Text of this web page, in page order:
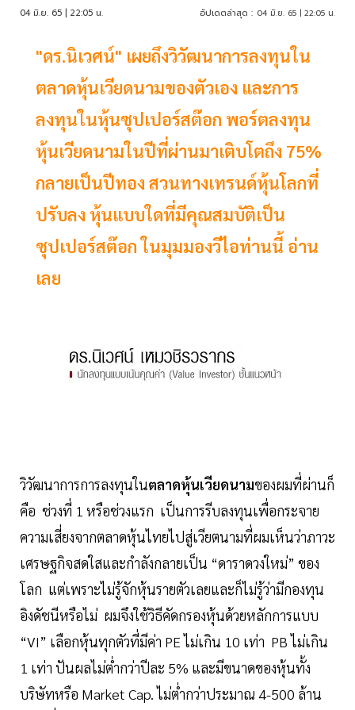
04 มิ.ย. 65 | 22:05 น. อัปเดตล่าสุด : 04 มิ.ย. 65 | 22:05 น.
"ดร.นิเวศน์" เผยถึงวิวัฒนาการลงทุนใน
ตลาดหุ้นเวียดนามของตัวเอง และการ
ลงทุนในหุ้นซุปเปอร์สต๊อก พอร์ตลงทุน
หุ้นเวียดนามในปีที่ผ่านมาเติบโตถึง 75%
กลายเป็นปีทอง สวนทางเทรนด์หุ้นโลกที่
ปรับลง หุ้นแบบใดที่มีคุณสมบัติเป็น
ซุปเปอร์สต๊อก ในมุมมองวีไอท่านนี้ อ่าน
เลย
วิวัฒนาการการลงทุนในตลาดหุ้นเวียดนามของผมที่ผ่านก็
คือ ช่วงที่ 1 หรือช่วงแรก เป็นการรีบลงทุนเพื่อกระจาย
ความเสี่ยงจากตลาดหุ้นไทยไปสู่เวียตนามที่ผมเห็นว่าภาวะ
เศรษฐกิจสดใสและกำลังกลายเป็น “ดาราดวงใหม่” ของ
โลก แต่เพราะไม่รู้จักหุ้นรายตัวเลยและก็ไม่รู้ว่ามีกองทุน
อิงดัชนีหรือไม่ ผมจึงใช้วิธีคัดกรองหุ้นด้วยหลักการแบบ
“VI” เลือกหุ้นทุกตัวที่มีค่า PE ไม่เกิน 10 เท่า PB ไม่เกิน
1 เท่า ปันผลไม่ต่ำกว่าปีละ 5% และมีขนาดของหุ้นทั้ง
บริษัทหรือ Market Cap. ไม่ต่ำกว่าประมาณ 4-500 ล้าน